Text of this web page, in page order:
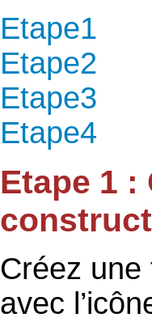
Etape1
Etape2
Etape3
Etape4
Etape 1 : Création d’une première
Créez
avec